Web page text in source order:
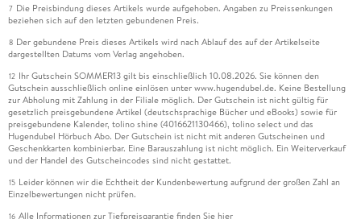
7 Die Preisbindung dieses Artikels wurde aufgehoben. Angaben zu Preissenkungen
beziehen sich auf den letzten gebundenen Preis.
8 Der gebundene Preis dieses Artikels wird nach Ablauf des auf der Artikelseite
dargestellten Datums vom Verlag angehoben.
12 Ihr Gutschein SOMMER13 gilt bis einschließlich 10.08.2026. Sie können den
Gutschein ausschließlich online einlösen unter www.hugendubel.de. Keine Bestellung
zur Abholung mit Zahlung in der Filiale möglich. Der Gutschein ist nicht gültig für
gesetzlich preisgebundene Artikel (deutschsprachige Bücher und eBooks) sowie für
preisgebundene Kalender, tolino shine (4016621130466), tolino select und das
Hugendubel Hörbuch Abo. Der Gutschein ist nicht mit anderen Gutscheinen und
Geschenkkarten kombinierbar. Eine Barauszahlung ist nicht möglich. Ein Weiterverkauf
und der Handel des Gutscheincodes sind nicht gestattet.
15 Leider können wir die Echtheit der Kundenbewertung aufgrund der großen Zahl an
Einzelbewertungen nicht prüfen.
16 Alle Informationen zur Tiefpreisgarantie finden Sie hier